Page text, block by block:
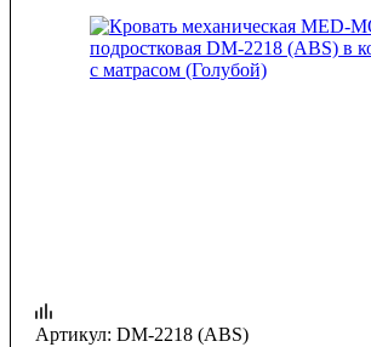
Артикул: DM-2218 (ABS)